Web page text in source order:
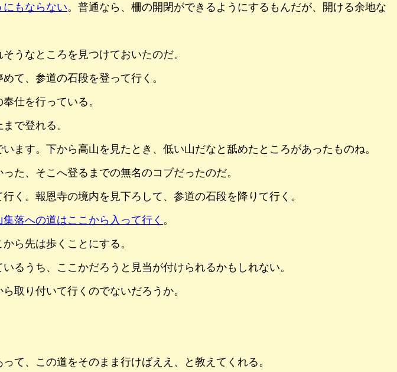
にもならない。普通なら、柵の開閉ができるようにするもんだが、開ける余地な
うなところを見つけておいたのだ。
て、参道の石段を登って行く。
仕を行っている。
で登れる。
ます。下から高山を見たとき、低い山だなと舐めたところがあったものね。
た、そこへ登るまでの無名のコブだったのだ。
く。報恩寺の境内を見下ろして、参道の石段を降りて行く。
集落への道はここから入って行く 。
ら先は歩くことにする。
るうち、ここかだろうと見当が付けられるかもしれない。
取り付いて行くのでないだろうか。
て、この道をそのまま行けばええ、と教えてくれる。